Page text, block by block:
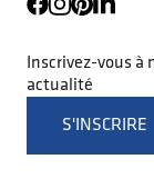
Inscrivez-vous à
actualité
S'INSCRIRE